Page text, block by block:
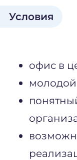
Условия
офис в